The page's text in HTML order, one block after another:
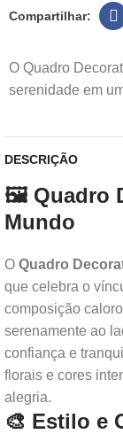
O Quadro
serenidade em
DESCRIÇÃO
🖼️ Quadro
Mundo
O Quadro
que celebra o
composição
serenamente ao
confiança e
florais e cores
alegria.
🎨 Estilo e